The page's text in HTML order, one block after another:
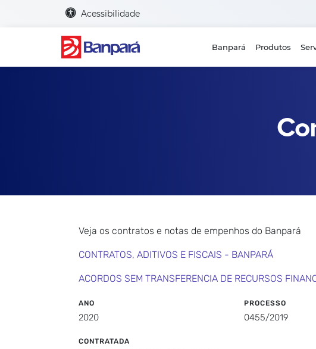
Acessibilidade
Banpará Produtos
Veja os contratos e notas de empenhos do Banpará
CONTRATOS, ADITIVOS E FISCAIS - BANPARÁ
ACORDOS SEM TRANSFERENCIA DE RECURSOS
ANO
2020
PROCESSO
0455/2019
CONTRATADA